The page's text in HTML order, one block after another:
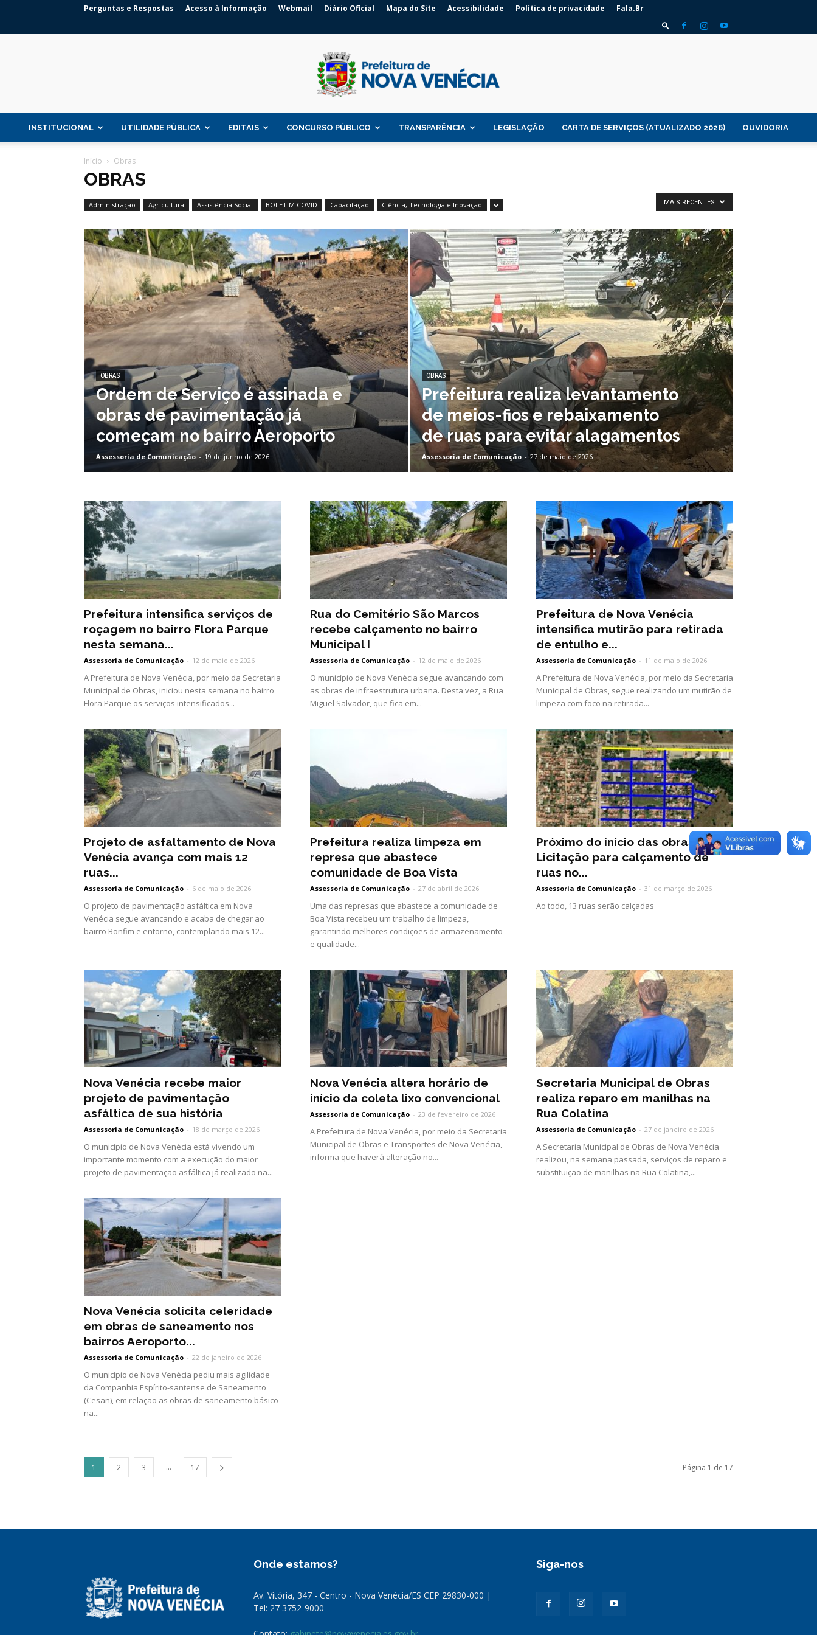
Perguntas e Respostas Acesso à Informação Webmail Diário Oficial Mapa do Site Acessibilidade Política de privacidade Fala.Br
Nova
Venécia
INSTITUCIONAL UTILIDADE PÚBLICA EDITAIS CONCURSO PÚBLICO TRANSPARÊNCIA LEGISLAÇÃO CARTA DE SERVIÇOS (ATUALIZADO 2026) OUVIDORIA
Início Obras
OBRAS
Administração Agricultura Assistência Social BOLETIM COVID Capacitação Ciência, Tecnologia e Inovação MAIS RECENTES
OBRAS
Ordem de Serviço é assinada e
obras de pavimentação já
começam no bairro Aeroporto
Assessoria de Comunicação - 19 de junho de 2026
OBRAS
Prefeitura realiza levantamento
de meios-fios e rebaixamento
de ruas para evitar alagamentos
Assessoria de Comunicação - 27 de maio de 2026
Prefeitura intensifica serviços de
roçagem no bairro Flora Parque
nesta semana...
Assessoria de Comunicação - 12 de maio de 2026
A Prefeitura de Nova Venécia, por meio da Secretaria
Municipal de Obras, iniciou nesta semana no bairro
Flora Parque os serviços intensificados...
Rua do Cemitério São Marcos
recebe calçamento no bairro
Municipal I
Assessoria de Comunicação - 12 de maio de 2026
O município de Nova Venécia segue avançando com
as obras de infraestrutura urbana. Desta vez, a Rua
Miguel Salvador, que fica em...
Prefeitura de Nova Venécia
intensifica mutirão para retirada
de entulho e...
Assessoria de Comunicação - 11 de maio de 2026
A Prefeitura de Nova Venécia, por meio da Secretaria
Municipal de Obras, segue realizando um mutirão de
limpeza com foco na retirada...
Projeto de asfaltamento de Nova
Venécia avança com mais 12
ruas...
Assessoria de Comunicação - 6 de maio de 2026
O projeto de pavimentação asfáltica em Nova
Venécia segue avançando e acaba de chegar ao
bairro Bonfim e entorno, contemplando mais 12...
Prefeitura realiza limpeza em
represa que abastece
comunidade de Boa Vista
Assessoria de Comunicação - 27 de abril de 2026
Uma das represas que abastece a comunidade de
Boa Vista recebeu um trabalho de limpeza,
garantindo melhores condições de armazenamento
e qualidade...
Próximo do início das obras:
Licitação para calçamento de
ruas no...
Assessoria de Comunicação - 31 de março de 2026
Ao todo, 13 ruas serão calçadas
Nova Venécia recebe maior
projeto de pavimentação
asfáltica de sua história
Assessoria de Comunicação - 18 de março de 2026
O município de Nova Venécia está vivendo um
importante momento com a execução do maior
projeto de pavimentação asfáltica já realizado na...
Nova Venécia altera horário de
início da coleta lixo convencional
Assessoria de Comunicação - 23 de fevereiro de 2026
A Prefeitura de Nova Venécia, por meio da Secretaria
Municipal de Obras e Transportes de Nova Venécia,
informa que haverá alteração no...
Secretaria Municipal de Obras
realiza reparo em manilhas na
Rua Colatina
Assessoria de Comunicação - 27 de janeiro de 2026
A Secretaria Municipal de Obras de Nova Venécia
realizou, na semana passada, serviços de reparo e
substituição de manilhas na Rua Colatina,...
Nova Venécia solicita celeridade
em obras de saneamento nos
bairros Aeroporto...
Assessoria de Comunicação - 22 de janeiro de 2026
O município de Nova Venécia pediu mais agilidade
da Companhia Espírito-santense de Saneamento
(Cesan), em relação as obras de saneamento básico
na...
1 2 3 ... 17 Página 1 de 17
Onde estamos?
Av. Vitória, 347 - Centro - Nova Venécia/ES CEP 29830-000 |
Tel: 27 3752-9000
Siga-nos